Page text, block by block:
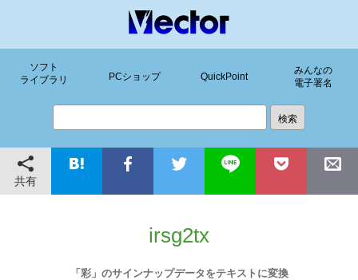
ソフト
ライブラリ
PCショップ QuickPoint
みんなの
電子署名
共有
irsg2tx
「彩」のサインナップデータをテキストに変換